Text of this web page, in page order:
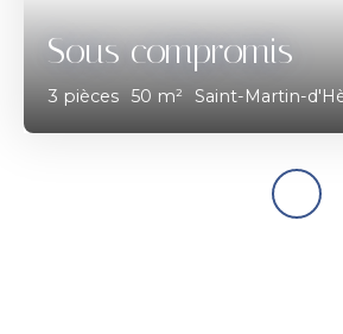
Sous compromis
3 pièces 50 m² Saint-Martin-